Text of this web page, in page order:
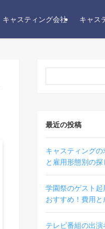
キャスティング会社 キャス
最近の投稿
キャスティング
と雇用形態別の探
学園祭のゲスト
おすすめ！費用と
テレビ番組の出